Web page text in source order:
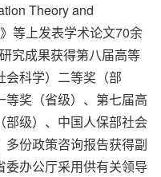
Theory and
等上发表学术论文70余
究成果获得第八届高等
会科学）二等奖（部
奖（省级）、第七届高
部级）、中国人保部社会
份政策咨询报告获得副
办公厅采用供有关领导